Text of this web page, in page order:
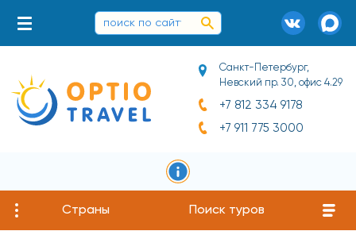
Санкт-Петербург,
Невский пр. 30, офис 4.29
+7 812 334 9178
+7 911 775 3000
Страны Поиск туров